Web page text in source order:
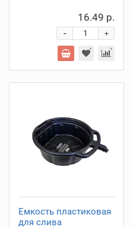
16.49 р.
+
-
Емкость пластиковая
для слива